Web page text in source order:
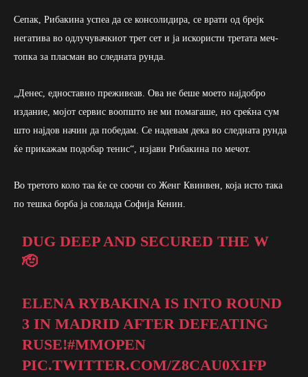
Сепак, Рибакина успеа да се консолидира, се врати од брејк
негатива во одлучувачкиот трет сет и ја искористи третата меч-
топка за пласман во следната рунда.
„Денес, едноставно преживеав. Ова не беше моето најдобро
издание, мојот сервис воопшто не ми помагаше, но среќна сум
што најдов начин да победам. Се надевам дека во следната рунда
ќе прикажам подобар тенис“, изјави Рибакина по мечот.
Во третото коло таа ќе се соочи со Женг Квинвен, која исто така
по тешка борба ја совлада Софија Кенин.
DUG DEEP AND SECURED THE W
🫡
ELENA RYBAKINA IS INTO ROUND
3 IN MADRID AFTER DEFEATING
RUSE!#MMOPEN
PIC.TWITTER.COM/Z8CAU0X1FP